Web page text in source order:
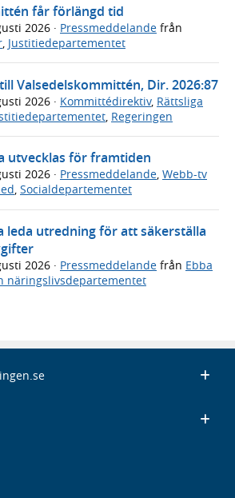
får förlängd tid
2026 · Pressmeddelande från
, Justitiedepartementet
Valsedelskommittén, Dir. 2026:87
2026 · Kommittédirektiv, Rättsliga
Regeringen
utvecklas för framtiden
2026 · Pressmeddelande, Webb-tv
, Socialdepartementet
leda utredning för att säkerställa
2026 · Pressmeddelande från Ebba
näringslivsdepartementet